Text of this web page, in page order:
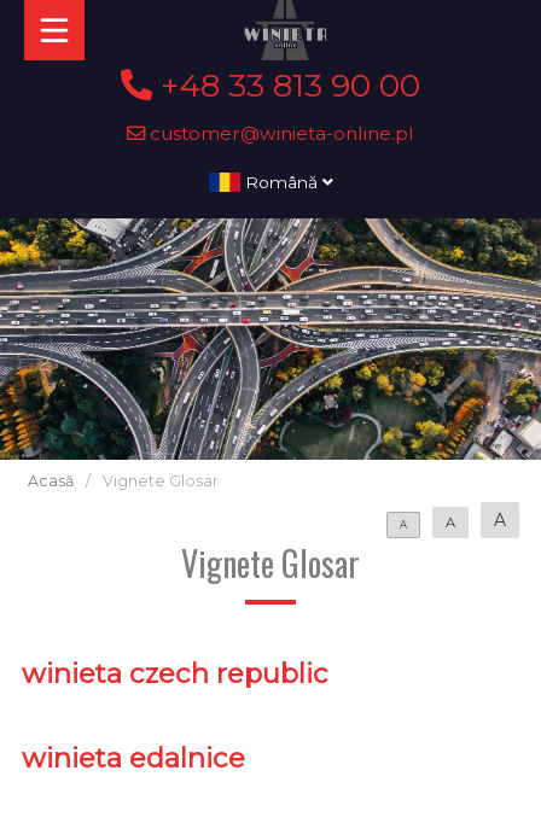
+48 33 813 90 00
customer@winieta-online.pl
Română
Acasă / Vignete Glosar
A A A
Vignete Glosar
winieta czech republic
winieta edalnice